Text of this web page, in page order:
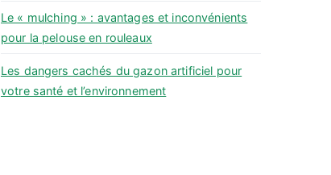
Le « mulching » : avantages et inconvénients
pour la pelouse en rouleaux
Les dangers cachés du gazon artificiel pour
votre santé et l’environnement